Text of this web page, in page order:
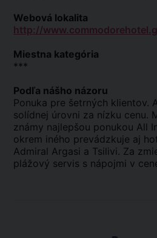
Webová lokalita
http://
Miestna kategória
***
Podľa nášho názoru
Ponuka pre šetrných klientov.
solídnej úrovni za nízku cenu.
známy najlepšou ponukou All
okrem iného prevádzkuje aj
Admiral Argasi a Tsilivi. Za
plážový servis s nápojmi v